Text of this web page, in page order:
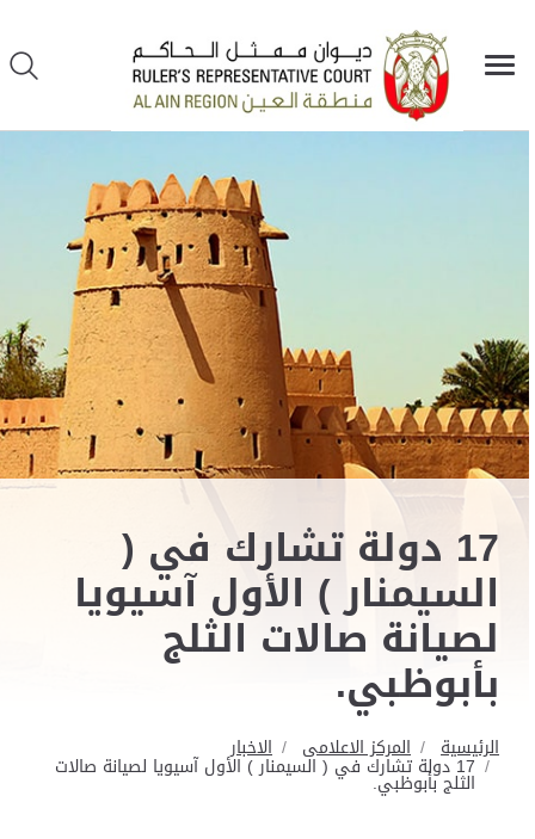
17 دولة تشارك في (
السيمنار ) الأول آسيويا
لصيانة صالات الثلج
بأبوظبي.
الرئيسية المركز الاعلامى الاخبار
17 دولة تشارك في ( السيمنار ) الأول آسيويا لصيانة صالات
الثلج بأبوظبي.